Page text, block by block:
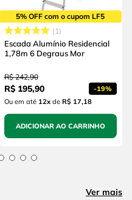
5% OFF com o cupom LF5
1
Escada Alumínio Residencial
1,78m 6 Degraus Mor
R$ 242,90
R$ 195,90 -19%
Ou em até 12xde R$ 17,18
ADICIONAR AO CARRINHO
Ver mais